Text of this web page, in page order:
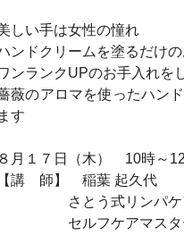
しい手は女性の憧れ
ンドクリームを塗るだけ
ンランクUPのお手入れを
薇のアロマを使ったハン
ます
８月１７日（木） 10時～
【講 師】 稲葉 起久代
さとう式リンパケア
セルフケアマスタ